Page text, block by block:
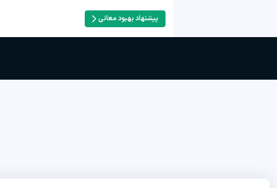
پیشنهاد بهبود معانی